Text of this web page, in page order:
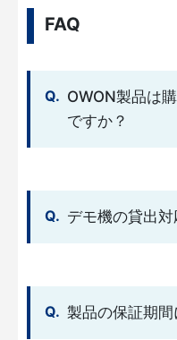
FAQ
OWON製品は
ですか？
デモ機の貸出対
製品の保証期間